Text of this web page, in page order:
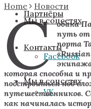
Мы в соцсетях
Facebook
VK
Партнёры
Контакты
Мы в соцсетях
Home Новости
С
обака
путь от
порта
«Russian
которая способна и
подстроиться под
путешественников.
как начиналась